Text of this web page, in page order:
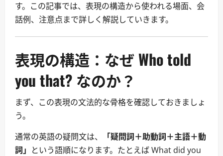
す。この記事では、表現の構造から使われる場面、会
話例、注意点まで詳しく解説していきます。
表現の構造：なぜ Who told
you that? なのか？
まず、この表現の文法的な骨格を確認しておきましょ
う。
通常の英語の疑問文は、
「疑問詞＋助動詞＋主語＋動
詞」 という語順になります。たとえば What did you